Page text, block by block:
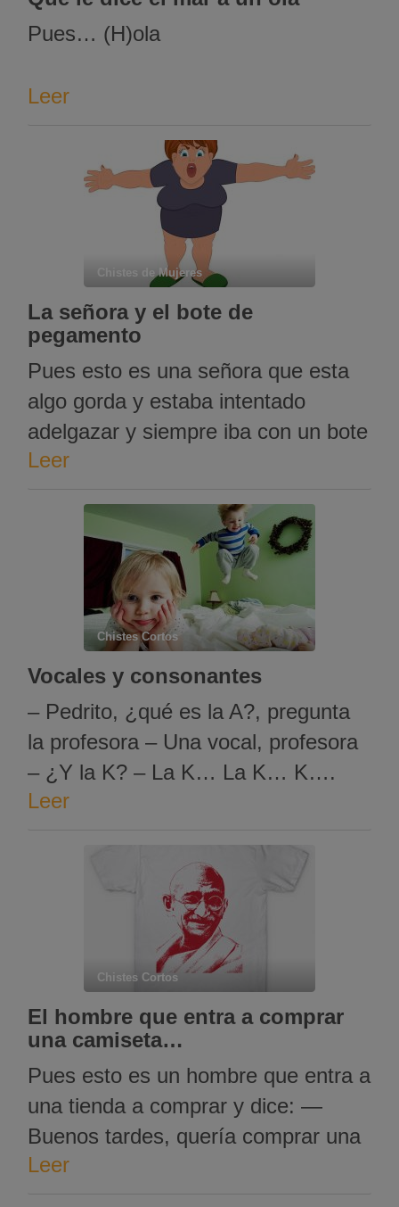
Pues… (H)ola
Leer
Chistes de Mujeres
La señora y el bote de
pegamento
Pues esto es una señora que esta
algo gorda y estaba intentado
adelgazar y siempre iba con un bote
de pegamento por la calle Y se
Oiga usted. Hace días que la
observo y me quedo siempre
preguntándome: ¿Por qué lleva
siempre un …
Leer
Chistes Cortos
Vocales y consonantes
– Pedrito, ¿qué es la A?, pregunta
la profesora – Una vocal, profesora
– ¿Y la K? – La K… La K… K….
Una consonante que no se puede
Leer
Chistes Cortos
El hombre que entra a comprar
una camiseta…
Pues esto es un hombre que entra a
una tienda a comprar y dice: —
Buenos tardes, quería comprar una
camiseta de un personaje
Leer